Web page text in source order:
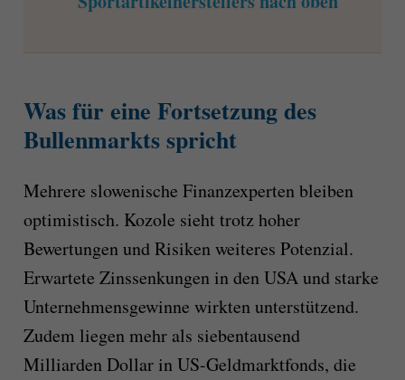
Was für eine Fortsetzung des
Bullenmarkts spricht
Mehrere slowenische Finanzexperten bleiben
optimistisch. Kozole sieht trotz hoher
Bewertungen und Risiken weiteres Potenzial.
Erwartete Zinssenkungen in den USA und starke
Unternehmensgewinne wirkten unterstützend.
Zudem liegen mehr als siebentausend
Milliarden Dollar in US-Geldmarktfonds, die